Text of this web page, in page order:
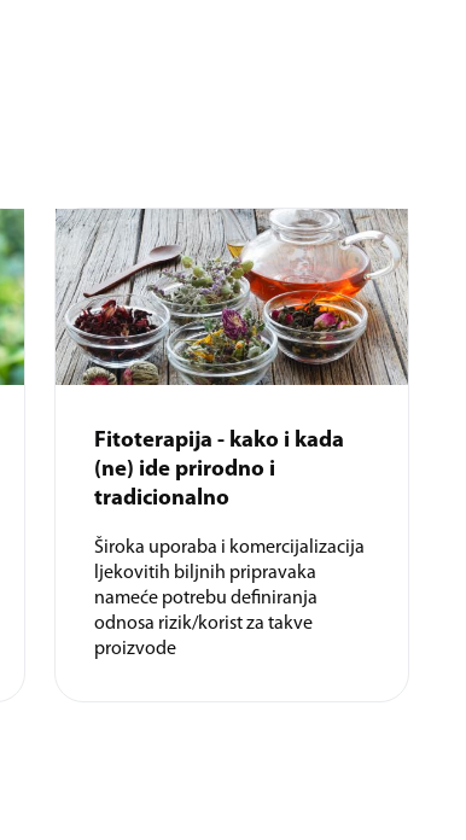
Fitoterapija - kako i kada
(ne) ide prirodno i
tradicionalno
Široka uporaba i komercijalizacija
ljekovitih biljnih pripravaka
nameće potrebu definiranja
odnosa rizik/korist za takve
proizvode